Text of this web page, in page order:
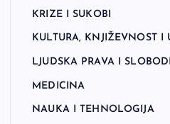
KRIZE I SUKOBI
KULTURA, KNJIŽEVNOST I
LJUDSKA PRAVA I
MEDICINA
NAUKA I TEHNOLOGIJA